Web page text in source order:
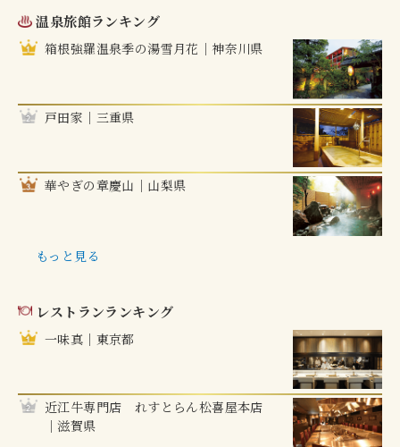
温泉旅館ランキング
箱根強羅温泉季の湯雪月花｜神奈川県
戸田家｜三重県
華やぎの章慶山｜山梨県
もっと見る
レストランランキング
一味真｜東京都
近江牛専門店 れすとらん松喜屋本店
｜滋賀県